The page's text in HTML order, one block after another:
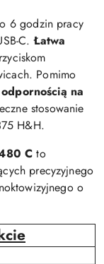
6 godzin pracy
C.Łatwa
Pomimo
odpornością na
stosowanie
H&H.
C to
precyzyjnego
o